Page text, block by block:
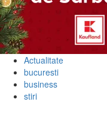
Actualitate
bucuresti
business
stiri